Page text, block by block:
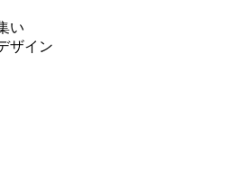
い
ザイン